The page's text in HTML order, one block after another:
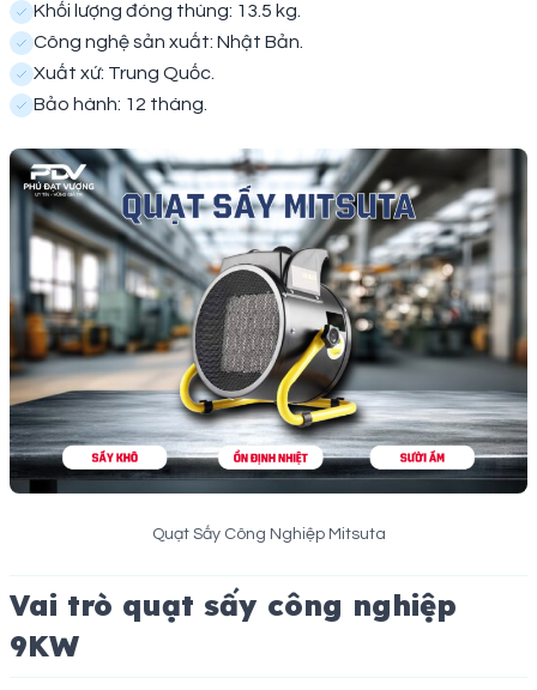
Khối lượng đóng thùng: 13.5 kg.
Công nghệ sản xuất: Nhật Bản.
Xuất xứ: Trung Quốc.
Bảo hành: 12 tháng.
Quạt Sấy Công Nghiệp Mitsuta
Vai trò quạt sấy công nghiệp
9KW